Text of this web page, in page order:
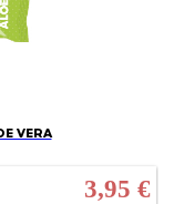
VERA
3,95 €